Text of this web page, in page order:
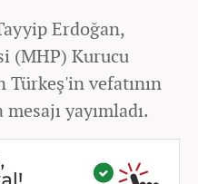
Erdoğan,
(MHP) Kurucu
Türkeş'in vefatının
yayımladı.